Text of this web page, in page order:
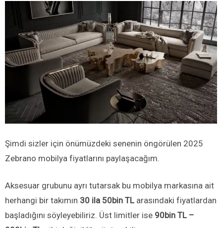
Şimdi sizler için önümüzdeki senenin öngörülen 2025
Zebrano mobilya fiyatlarını paylaşacağım.
Aksesuar grubunu ayrı tutarsak bu mobilya markasına ait
herhangi bir takımın 30 ila 50bin TL arasındaki fiyatlardan
başladığını söyleyebiliriz. Üst limitler ise 90bin TL –